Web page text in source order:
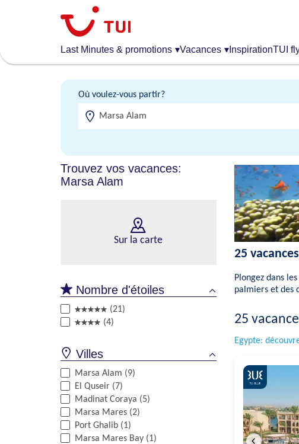
Last Minutes & promotions ▾Vacances ▾ InspirationTUI
Où voulez-vous partir?
Trouvez vos vacances:
Marsa Alam
Sur la carte
Nombre d'étoiles
(21)
(4)
Villes
Marsa Alam (9)
El Quseir (7)
Madinat Coraya (5)
Marsa Mares (2)
Port Ghalib (1)
Marsa Mares Bay (1)
25
Plongez dans
palmiers et des
25
Egypte: